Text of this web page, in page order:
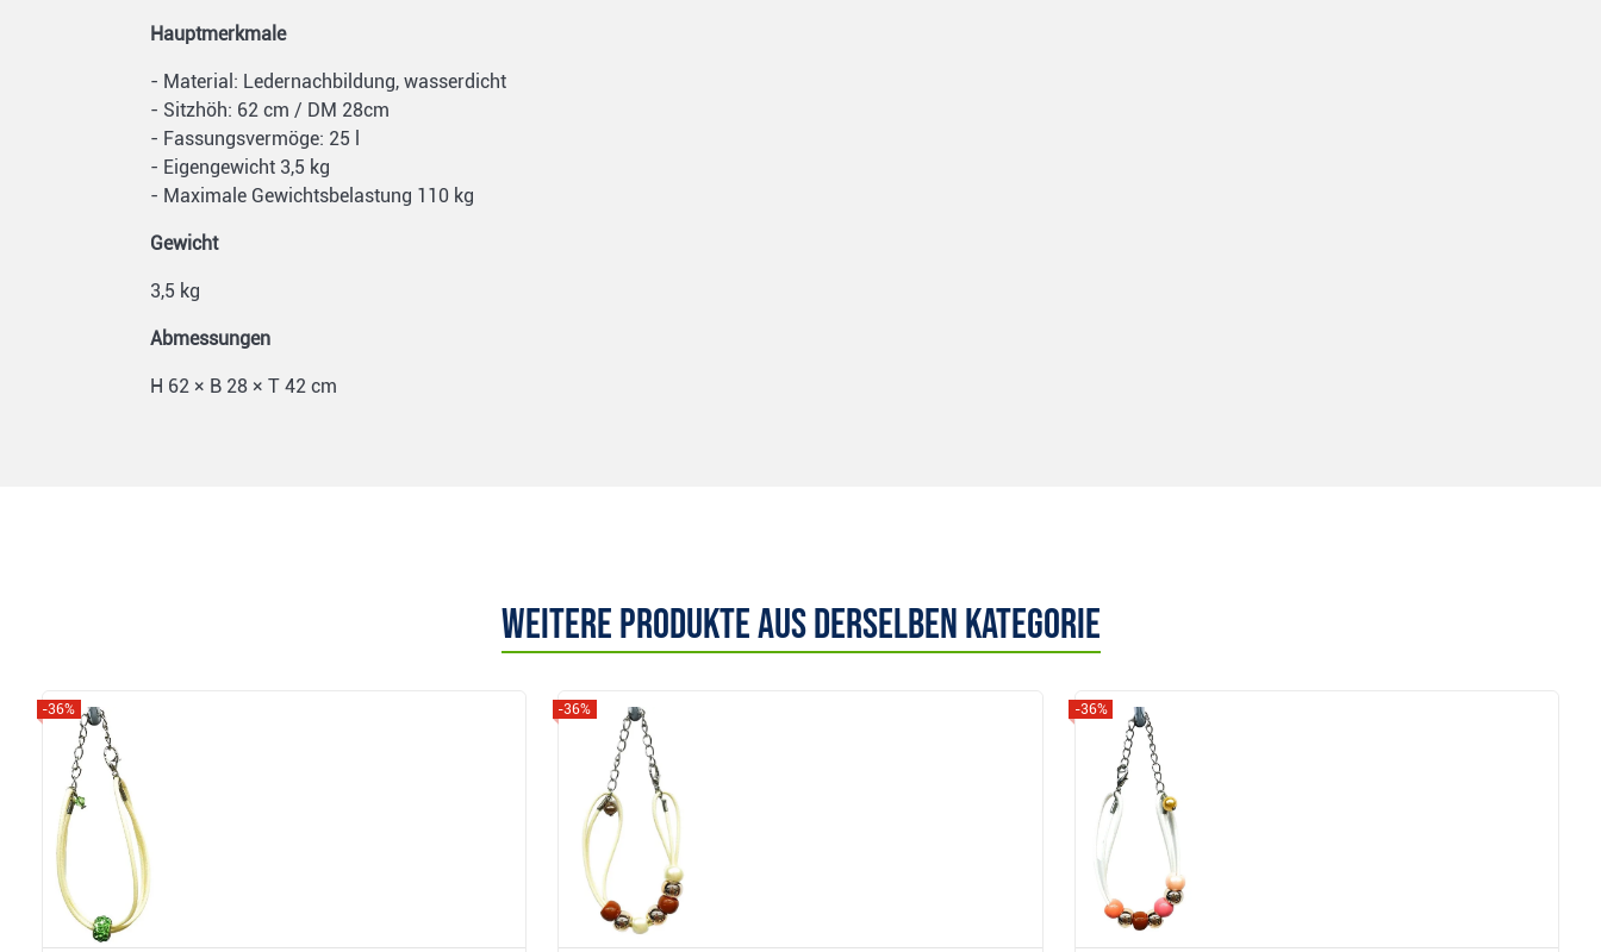
Hauptmerkmale
- Material: Ledernachbildung, wasserdicht
- Sitzhöh: 62 cm / DM 28cm
- Fassungsvermöge: 25 l
- Eigengewicht 3,5 kg
- Maximale Gewichtsbelastung 110 kg
Gewicht
3,5 kg
Abmessungen
H 62 × B 28 × T 42 cm
Weitere Produkte aus derselben Kategorie
-36% -36% -36%